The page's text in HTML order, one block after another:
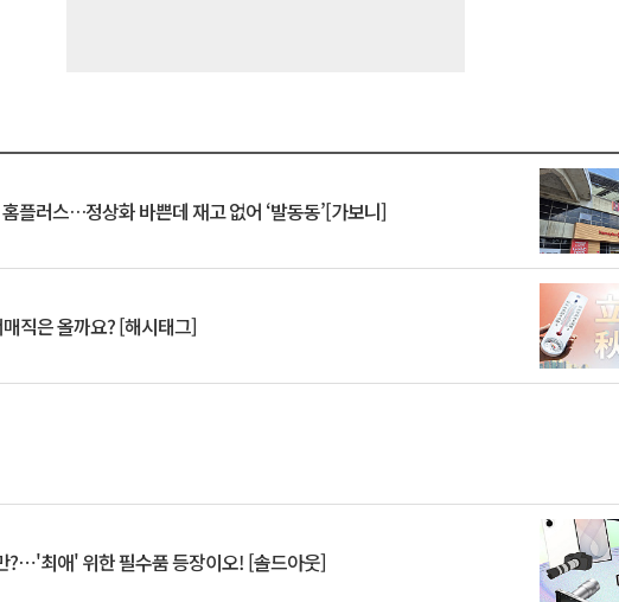
플러스…정상화 바쁜데 재고 없어 ‘발동동’[가보니]
직은 올까요? [해시태그]
?⋯'최애' 위한 필수품 등장이오! [솔드아웃]